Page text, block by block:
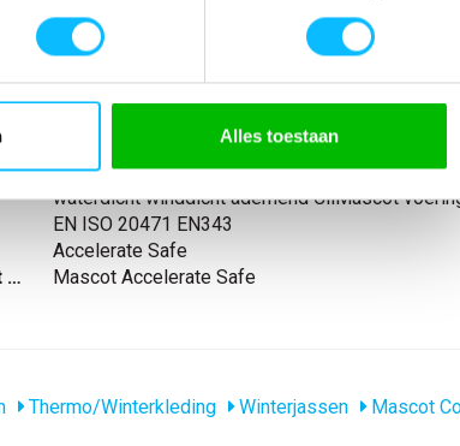
Alles toestaan
-
19335
Waterdicht Winddicht Ademend Reflecterend
Winterjas
waterdicht winddicht ademend CliMascot
EN ISO 20471 EN343
Accelerate Safe
Collecties Mascot Safe
Mascot Accelerate Safe
Thermo/Winterkleding Winterjassen
Mascot